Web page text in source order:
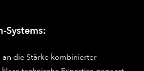
Systems:
die Stärke kombinierter